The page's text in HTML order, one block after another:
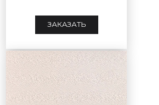
ЗАКАЗАТЬ